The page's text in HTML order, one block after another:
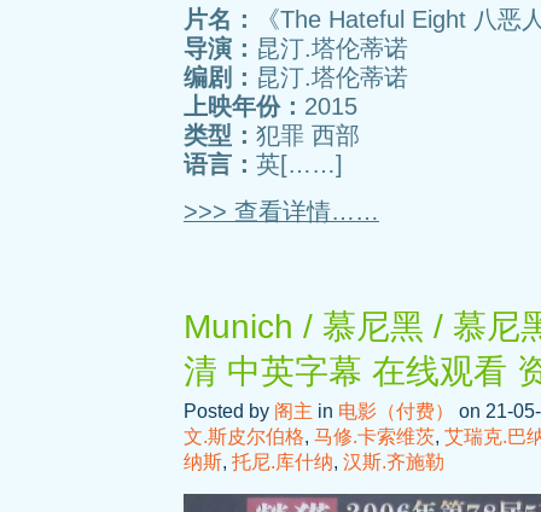
片名：
《The Hateful Eight 八恶
导演： 昆汀.塔伦蒂诺
编剧： 昆汀.塔伦蒂诺
上映年份： 2015
类型： 犯罪 西部
语言： 英[……]
>>> 查看详情……
Munich / 慕尼黑 / 慕尼
清 中英字幕 在线观看
Posted by 阁主 in 电影（付费）
on 21-
文.斯皮尔伯格, 马修.卡索维茨, 艾瑞克.巴
纳斯, 托尼.库什纳, 汉斯.齐施勒